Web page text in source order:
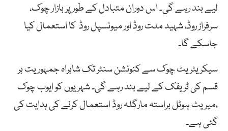
لیے بند رہے گی۔ اس دوران متبادل کے طور پر بازار چوک،
سرفراز روڈ، شہید ملت روڈ اور میونسپل روڈ کا استعمال کیا
جاسکے گا۔
سیکریٹریٹ چوک سے کنونشن سنٹر تک شاہراہ جمہوریت ہر
قسم کی ٹریفک کے لیے بند رہے گی۔ شہریوں کو ایوب چوک
،میریٹ ہوٹل براستہ مارگلہ روڈ استعمال کرنے کی ہدایت کی
گئی ہے۔